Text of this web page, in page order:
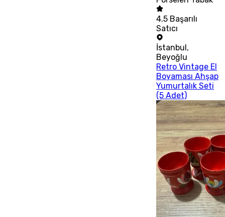
4.5 Başarılı
Satıcı
İstanbul,
Beyoğlu
Retro Vintage El
Boyaması Ahşap
Yumurtalık Seti
(5 Adet)